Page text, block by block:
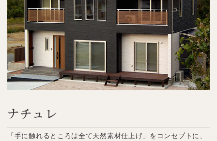
ナチュレ
「手に触れるところは全て天然素材仕上げ」をコンセプトに、